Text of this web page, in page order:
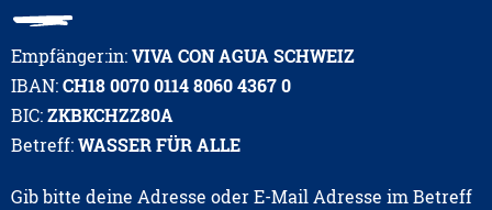
Empfänger:in:VIVA CON AGUA SCHWEIZ
IBAN:CH18 0070 0114 8060 4367 0
BIC:ZKBKCHZZ80A
Betreff:WASSER FÜR ALLE
Gib bitte deine Adresse oder E-Mail Adresse im Betreff